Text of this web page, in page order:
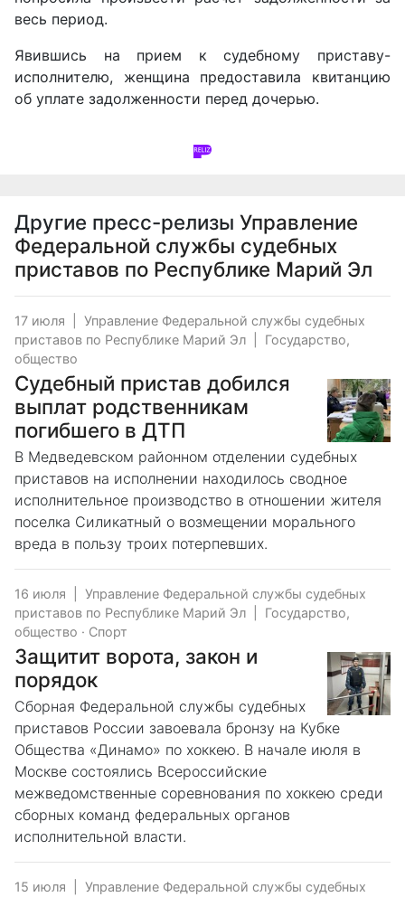
весь период.
Явившись на прием к судебному приставу-
исполнителю, женщина предоставила квитанцию
об уплате задолженности перед дочерью.
Другие пресс-релизы Управление
Федеральной службы судебных
приставов по Республике Марий Эл
17 июля
Управление Федеральной службы судебных
приставов по Республике Марий Эл
Государство,
общество
Судебный пристав добился
выплат родственникам
погибшего в ДТП
В Медведевском районном отделении судебных
приставов на исполнении находилось сводное
исполнительное производство в отношении жителя
поселка Силикатный о возмещении морального
вреда в пользу троих потерпевших.
16 июля
Управление Федеральной службы судебных
приставов по Республике Марий Эл
Государство,
общество · Спорт
Защитит ворота, закон и
порядок
Сборная Федеральной службы судебных
приставов России завоевала бронзу на Кубке
Общества «Динамо» по хоккею. В начале июля в
Москве состоялись Всероссийские
межведомственные соревнования по хоккею среди
сборных команд федеральных органов
исполнительной власти.
15 июля
Управление Федеральной службы судебных